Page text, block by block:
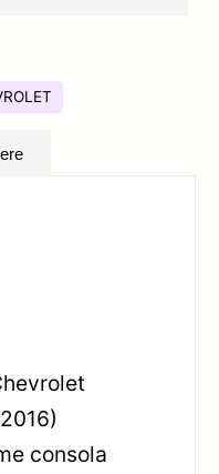
consola